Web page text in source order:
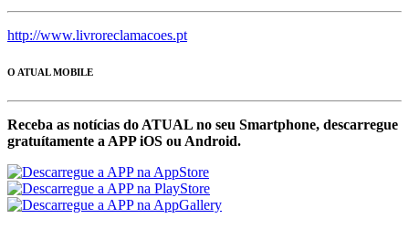
http://www.livroreclamacoes.pt
O ATUAL MOBILE
Receba as notícias do ATUAL no seu Smartphone, descarregue
gratuítamente a APP iOS ou Android.